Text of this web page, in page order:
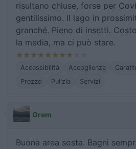
risultano chiuse, forse per
gentilissimo. Il lago in
granché. Pieno di insetti.
la media, ma ci può stare.
Accessibilità Accoglienza
Prezzo
Pulizia Servizi
Grem
Buona area sosta. Bagni